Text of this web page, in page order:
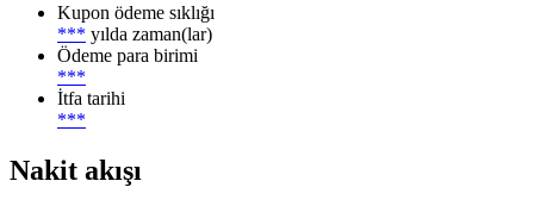
Kupon ödeme sıklığı
*** yılda zaman(lar)
Ödeme para birimi
***
İtfa tarihi
***
Nakit akışı